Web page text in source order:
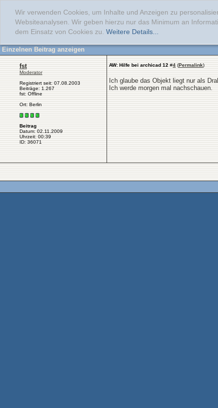
Wir verwenden Cookies, um Inhalte und Anzeigen zu
Websiteanalysen. Wir geben hierzu nur das Minimum an
dem Einsatz von Cookies zu. Weitere Details...
Einzelnen Beitrag anzeigen
fst
Moderator
Registriert seit: 07.08.2003
Beiträge: 1.267
fst: Offline
Ort: Berlin
Beitrag
Datum: 02.11.2009
Uhrzeit: 00:39
ID: 36071
AW: Hilfe bei archicad 12 #4 (Permalink)
Ich glaube das Objekt liegt nur als
Ich werde morgen mal nachschauen.